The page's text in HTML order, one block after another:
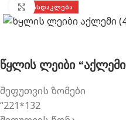
ᲤᲐᲡᲓᲐᲙᲚᲔᲑᲐ
გახსნა
წყლის ლეიბი
შეფუთვის ზომები
“221*132